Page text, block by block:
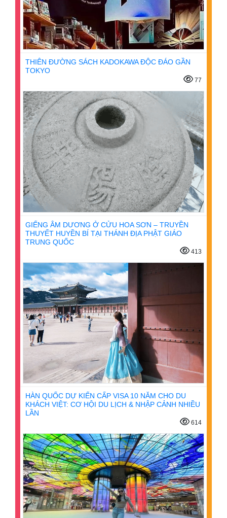
THIÊN ĐƯỜNG SÁCH KADOKAWA ĐỘC ĐÁO GẦN
TOKYO
77
GIẾNG ÂM DƯƠNG Ở CỬU HOA SƠN – TRUYỀN
THUYẾT HUYỀN BÍ TẠI THÁNH ĐỊA PHẬT GIÁO
TRUNG QUỐC
413
HÀN QUỐC DỰ KIẾN CẤP VISA 10 NĂM CHO DU
KHÁCH VIỆT: CƠ HỘI DU LỊCH & NHẬP CẢNH NHIỀU
LẦN
614